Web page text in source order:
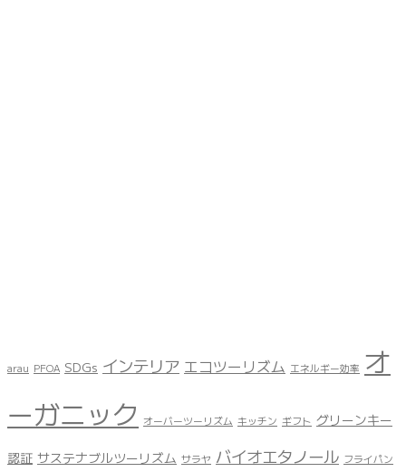
arau PFOA SDGs インテリア エコツーリズム エネルギー効率 オ
ーガニック オーバーツーリズム キッチン ギフト グリーンキー
認証 サステナブルツーリズム サラヤ バイオエタノール フライパン